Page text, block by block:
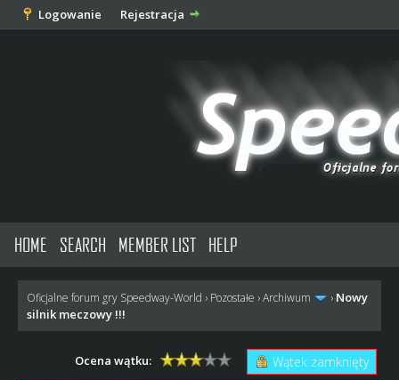
Logowanie Rejestracja
HOME SEARCH MEMBER LIST HELP
Oficjalne forum gry Speedway-World › Pozostałe ›Archiwum › Nowy
silnik meczowy !!!
Wątek zamknięty
Ocena wątku: